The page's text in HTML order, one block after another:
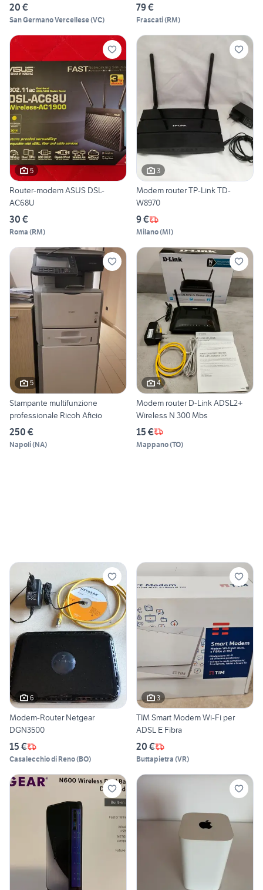
20 €
San Germano Vercellese(VC)
79 €
Frascati(RM)
5
Router-modem ASUS DSL-
AC68U
30 €
Roma (RM)
3
Modem router TP-Link TD-
W8970
9 €
Milano(MI)
5
Stampante multifunzione
professionale Ricoh Aficio
250 €
Napoli(NA)
4
Modem router D-Link ADSL2+
Wireless N 300 Mbs
15 €
Mappano(TO)
6
Modem-Router Netgear
DGN3500
15 €
Casalecchio di Reno(BO)
3
TIM Smart Modem Wi-Fi per
ADSL E Fibra
20 €
Buttapietra (VR)